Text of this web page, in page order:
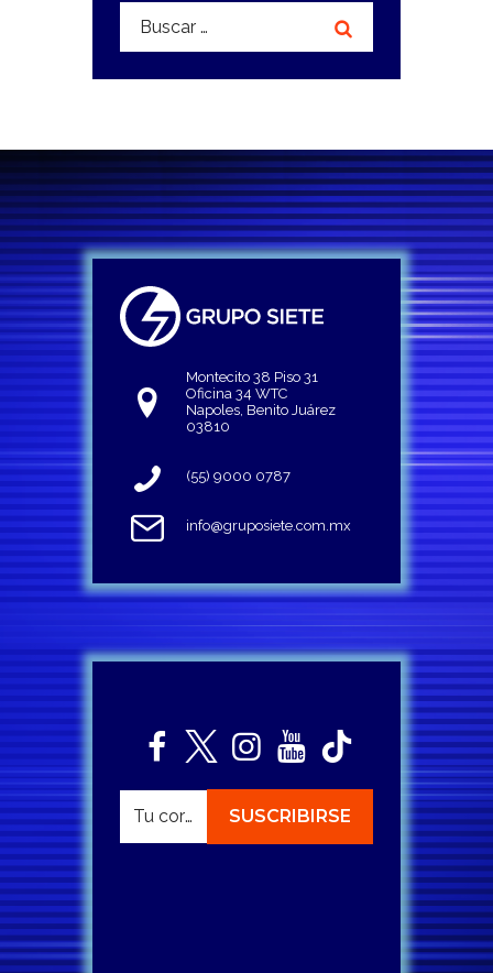
Buscar:
Montecito 38 Piso 31
Oficina 34 WTC
Napoles, Benito Juárez
03810
(55) 9000 0787
info@gruposiete.com.mx